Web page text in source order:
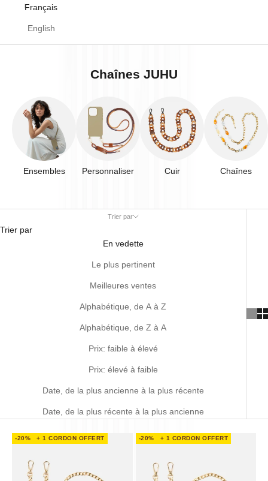
Français
English
Chaînes JUHU
Ensembles Personnaliser Cuir Chaînes
Trier par
Trier par
En vedette
Le plus pertinent
Meilleures ventes
Alphabétique, de A à Z
Alphabétique, de Z à A
Prix: faible à élevé
Prix: élevé à faible
Date, de la plus ancienne à la plus récente
Date, de la plus récente à la plus ancienne
-20% + 1 CORDON OFFERT -20% + 1 CORDON OFFERT